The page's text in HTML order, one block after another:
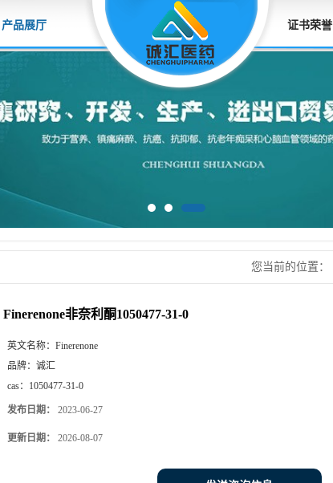
产品展厅 证书荣誉
您当前的位置：
Finerenone非奈利酮1050477-31-0
英文名称： Finerenone
品牌： 诚汇
cas： 1050477-31-0
发布日期： 2023-06-27
更新日期： 2026-08-07